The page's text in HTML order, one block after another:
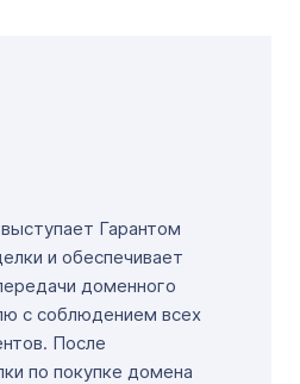
Гарантом
и обеспечивает
доменного
с соблюдением всех
После
по покупке домена